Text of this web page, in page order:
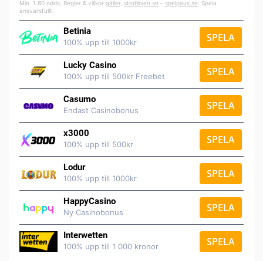
Min. 1.80 odds. Regler & villkor gäller stodlinjen.se – spelpaus.se . Spela
ansvarsfullt.
Betinia
100% upp till 1000kr SPELA
Lucky Casino
100% upp till 500kr Freebet SPELA
Casumo
Endast Casinobonus SPELA
x3000
100% upp till 500kr SPELA
Lodur
100% upp till 1000kr SPELA
HappyCasino
Ny Casinobonus SPELA
Interwetten
100% upp till 1 000 kronor SPELA